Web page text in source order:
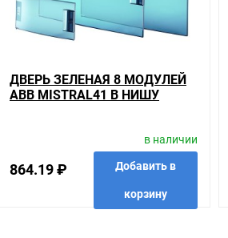
ДВЕРЬ ЗЕЛЕНАЯ 8 МОДУЛЕЙ
ABB MISTRAL41 В НИШУ
864.19 ₽
в наличии
Добавить в
корзину